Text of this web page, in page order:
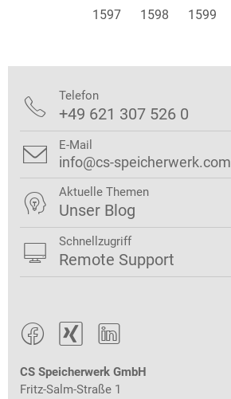
1597
1598 1599
  
CS Speicherwerk GmbH
Fritz-Salm-Straße 1
 Telefon
+49 621 307 526 0
 E-Mail
info@cs-speicherwerk.com
 Aktuelle Themen
Unser Blog
 Schnellzugriff
Remote Support